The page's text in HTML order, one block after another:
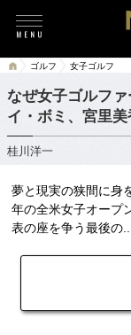
ゴルフ 女子ゴルフ
なぜ女子ゴルフ
イ・ボミ、宮里美
桂川洋一
夢と現実の狭間に身
年の全米女子オープ
表の座を争う最後の...